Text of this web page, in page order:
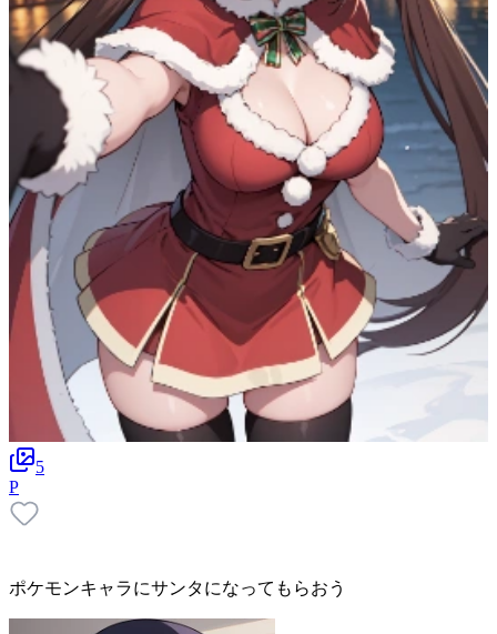
5
P
ポケモンキャラにサンタになってもらおう